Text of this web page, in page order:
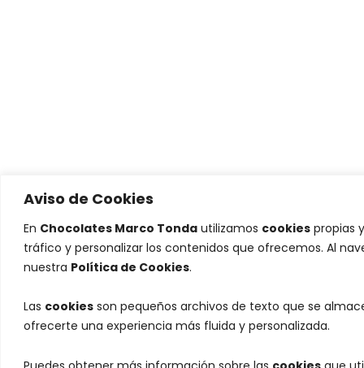
Aviso de Cookies
En Chocolates Marco Tonda utilizamos cookies propias
tráfico y personalizar los contenidos que ofrecemos. Al
nuestra Política de Cookies.
Las cookies son pequeños archivos de texto que se
ofrecerte una experiencia más fluida y personalizada.